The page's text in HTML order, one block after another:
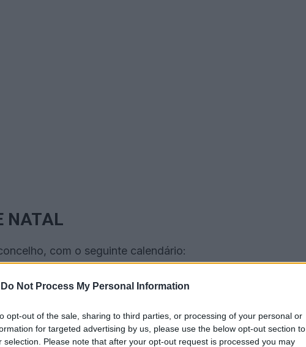
Do Not Process My Personal Information
opt-out of the sale, sharing to third parties, or processing of your personal or
for targeted advertising by us, please use the below opt-out section to
selection. Please note that after your opt-out request is processed you may
NATAL
com o seguinte calendário:
na Associação Cultural e Desportiva de Cano.
às 12h30, na Casa do Povo.
12h30, na Casa do Povo.